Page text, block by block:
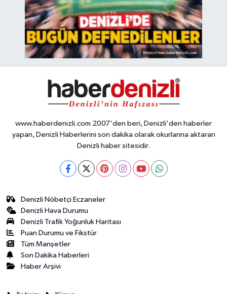
www.haberdenizli.com 2007'den beri, Denizli'den haberler
yapan, Denizli Haberlerini son dakika olarak okurlarına aktaran
Denizli haber sitesidir.
Denizli Nöbetçi Eczaneler
Denizli Hava Durumu
Denizli Trafik Yoğunluk Haritası
Puan Durumu ve Fikstür
Tüm Manşetler
Son Dakika Haberleri
Haber Arşivi